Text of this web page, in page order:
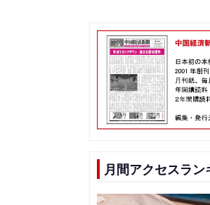
月間アクセスラン